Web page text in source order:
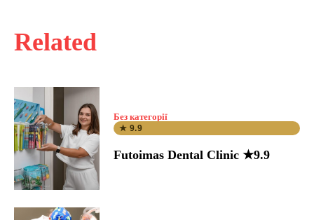
Related
Без категорії
★ 9.9
Futoimas Dental Clinic ★9.9